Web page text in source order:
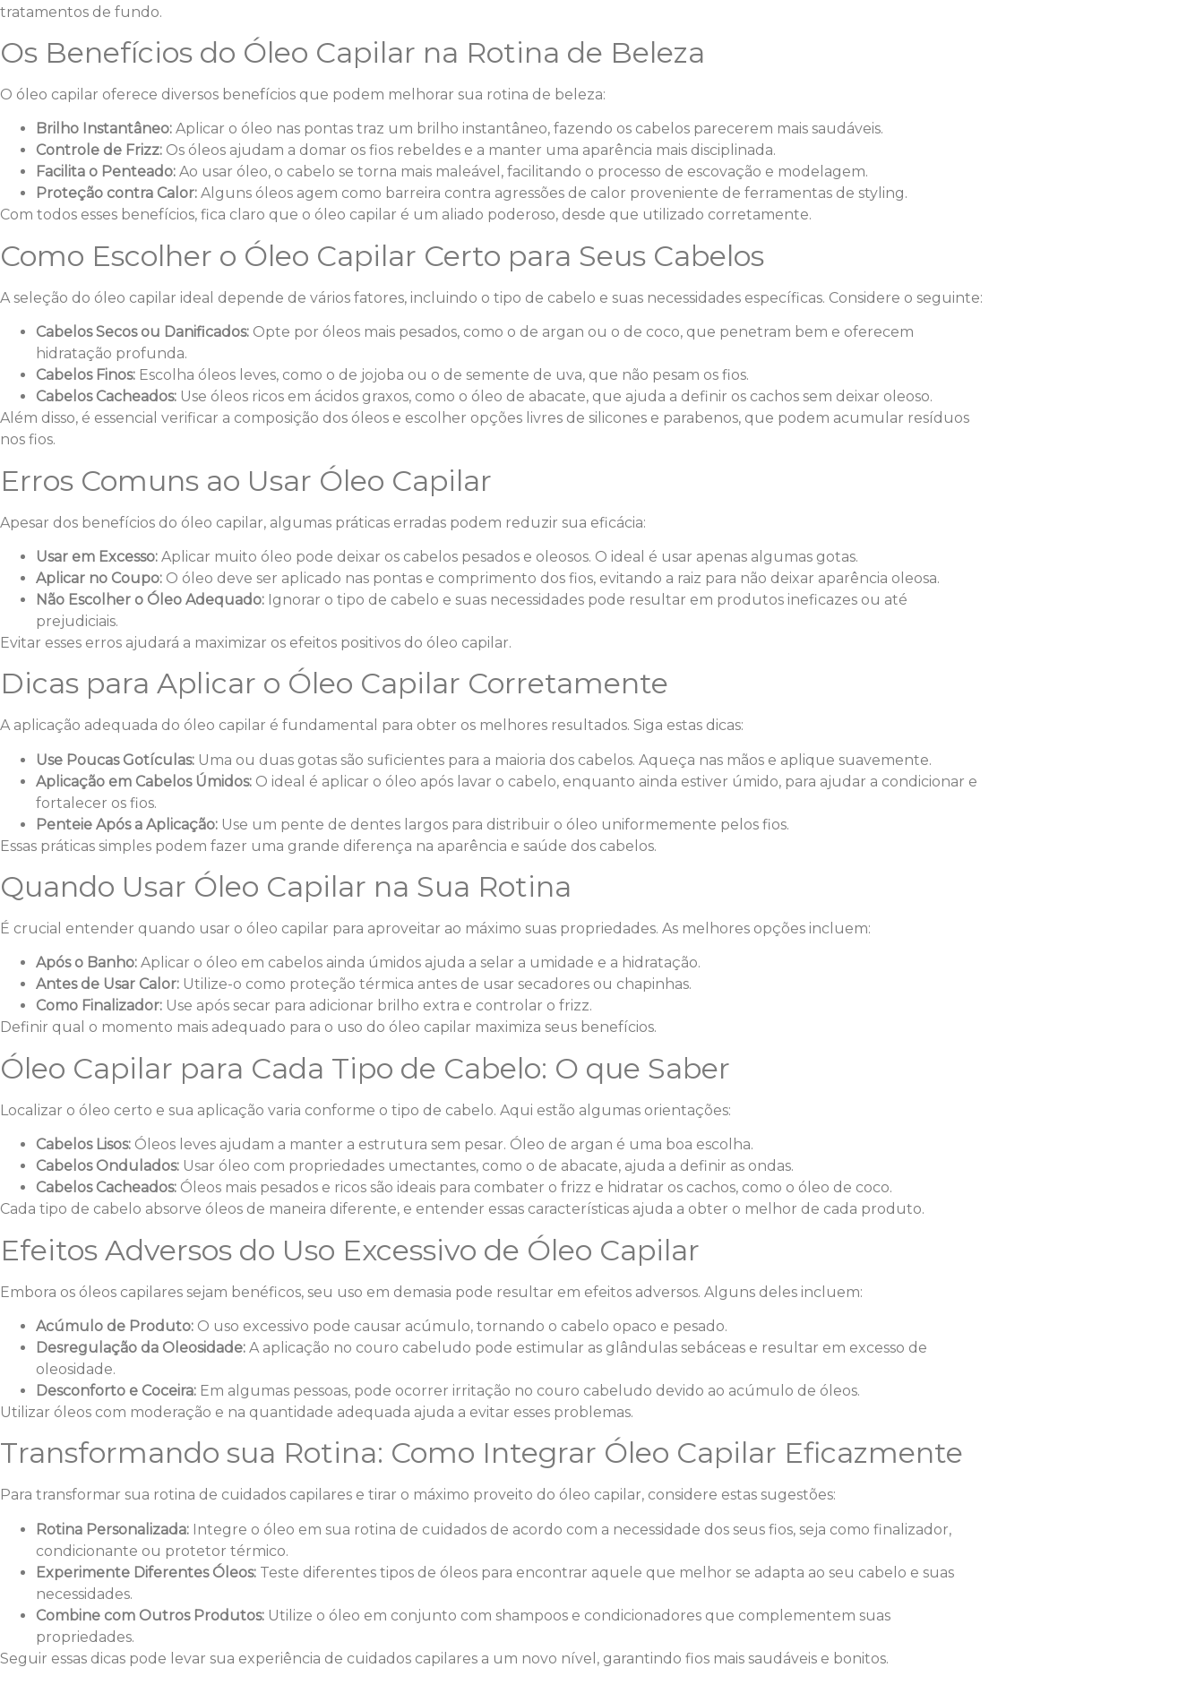
tratamentos de fundo.
Os Benefícios do Óleo Capilar na Rotina de Beleza
O óleo capilar oferece diversos benefícios que podem melhorar sua rotina de beleza:
Brilho Instantâneo: Aplicar o óleo nas pontas traz um brilho instantâneo, fazendo os cabelos parecerem mais saudáveis.
Controle de Frizz: Os óleos ajudam a domar os fios rebeldes e a manter uma aparência mais disciplinada.
Facilita o Penteado: Ao usar óleo, o cabelo se torna mais maleável, facilitando o processo de escovação e modelagem.
Proteção contra Calor: Alguns óleos agem como barreira contra agressões de calor proveniente de ferramentas de styling.
Com todos esses benefícios, fica claro que o óleo capilar é um aliado poderoso, desde que utilizado corretamente.
Como Escolher o Óleo Capilar Certo para Seus Cabelos
A seleção do óleo capilar ideal depende de vários fatores, incluindo o tipo de cabelo e suas necessidades específicas. Considere o seguinte:
Cabelos Secos ou Danificados: Opte por óleos mais pesados, como o de argan ou o de coco, que penetram bem e oferecem
hidratação profunda.
Cabelos Finos: Escolha óleos leves, como o de jojoba ou o de semente de uva, que não pesam os fios.
Cabelos Cacheados: Use óleos ricos em ácidos graxos, como o óleo de abacate, que ajuda a definir os cachos sem deixar oleoso.
Além disso, é essencial verificar a composição dos óleos e escolher opções livres de silicones e parabenos, que podem acumular resíduos
nos fios.
Erros Comuns ao Usar Óleo Capilar
Apesar dos benefícios do óleo capilar, algumas práticas erradas podem reduzir sua eficácia:
Usar em Excesso: Aplicar muito óleo pode deixar os cabelos pesados e oleosos. O ideal é usar apenas algumas gotas.
Aplicar no Coupo: O óleo deve ser aplicado nas pontas e comprimento dos fios, evitando a raiz para não deixar aparência oleosa.
Não Escolher o Óleo Adequado: Ignorar o tipo de cabelo e suas necessidades pode resultar em produtos ineficazes ou até
prejudiciais.
Evitar esses erros ajudará a maximizar os efeitos positivos do óleo capilar.
Dicas para Aplicar o Óleo Capilar Corretamente
A aplicação adequada do óleo capilar é fundamental para obter os melhores resultados. Siga estas dicas:
Use Poucas Gotículas: Uma ou duas gotas são suficientes para a maioria dos cabelos. Aqueça nas mãos e aplique suavemente.
Aplicação em Cabelos Úmidos: O ideal é aplicar o óleo após lavar o cabelo, enquanto ainda estiver úmido, para ajudar a condicionar e
fortalecer os fios.
Penteie Após a Aplicação: Use um pente de dentes largos para distribuir o óleo uniformemente pelos fios.
Essas práticas simples podem fazer uma grande diferença na aparência e saúde dos cabelos.
Quando Usar Óleo Capilar na Sua Rotina
É crucial entender quando usar o óleo capilar para aproveitar ao máximo suas propriedades. As melhores opções incluem:
Após o Banho: Aplicar o óleo em cabelos ainda úmidos ajuda a selar a umidade e a hidratação.
Antes de Usar Calor: Utilize-o como proteção térmica antes de usar secadores ou chapinhas.
Como Finalizador: Use após secar para adicionar brilho extra e controlar o frizz.
Definir qual o momento mais adequado para o uso do óleo capilar maximiza seus benefícios.
Óleo Capilar para Cada Tipo de Cabelo: O que Saber
Localizar o óleo certo e sua aplicação varia conforme o tipo de cabelo. Aqui estão algumas orientações:
Cabelos Lisos: Óleos leves ajudam a manter a estrutura sem pesar. Óleo de argan é uma boa escolha.
Cabelos Ondulados: Usar óleo com propriedades umectantes, como o de abacate, ajuda a definir as ondas.
Cabelos Cacheados: Óleos mais pesados e ricos são ideais para combater o frizz e hidratar os cachos, como o óleo de coco.
Cada tipo de cabelo absorve óleos de maneira diferente, e entender essas características ajuda a obter o melhor de cada produto.
Efeitos Adversos do Uso Excessivo de Óleo Capilar
Embora os óleos capilares sejam benéficos, seu uso em demasia pode resultar em efeitos adversos. Alguns deles incluem:
Acúmulo de Produto: O uso excessivo pode causar acúmulo, tornando o cabelo opaco e pesado.
Desregulação da Oleosidade: A aplicação no couro cabeludo pode estimular as glândulas sebáceas e resultar em excesso de
oleosidade.
Desconforto e Coceira: Em algumas pessoas, pode ocorrer irritação no couro cabeludo devido ao acúmulo de óleos.
Utilizar óleos com moderação e na quantidade adequada ajuda a evitar esses problemas.
Transformando sua Rotina: Como Integrar Óleo Capilar Eficazmente
Para transformar sua rotina de cuidados capilares e tirar o máximo proveito do óleo capilar, considere estas sugestões:
Rotina Personalizada: Integre o óleo em sua rotina de cuidados de acordo com a necessidade dos seus fios, seja como finalizador,
condicionante ou protetor térmico.
Experimente Diferentes Óleos: Teste diferentes tipos de óleos para encontrar aquele que melhor se adapta ao seu cabelo e suas
necessidades.
Combine com Outros Produtos: Utilize o óleo em conjunto com shampoos e condicionadores que complementem suas
propriedades.
Seguir essas dicas pode levar sua experiência de cuidados capilares a um novo nível, garantindo fios mais saudáveis e bonitos.